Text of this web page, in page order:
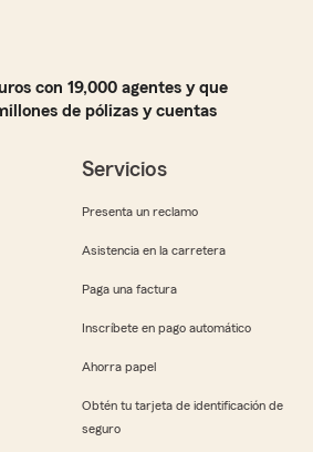
con 19,000 agentes y que
de pólizas y cuentas
Servicios
Presenta un reclamo
Asistencia en la carretera
Paga una factura
Inscríbete en pago automático
Ahorra papel
Obtén tu tarjeta de identificación de
seguro